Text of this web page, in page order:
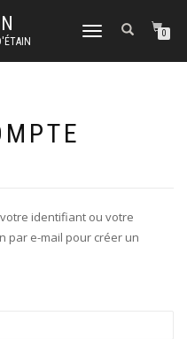
DÉPLIER
NAVIGATION
0
identifiant ou votre
par e-mail pour créer un